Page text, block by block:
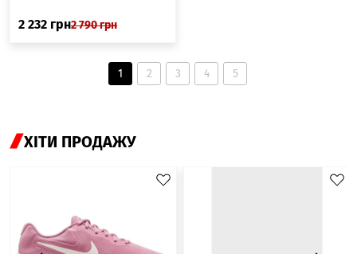
2 232 грн2 790грн
1 2 3 4 5
ХІТИ ПРОДАЖУ